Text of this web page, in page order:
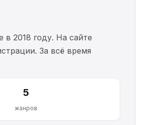
в 2018 году. На сайте
За всё время
5
жанров